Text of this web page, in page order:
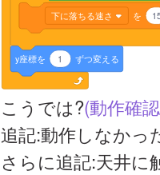
下に落ちる速さ を
y座標を 1 ずつ変える
こうでは?(動作確
追記:動作しなかっ
さらに追記:天井